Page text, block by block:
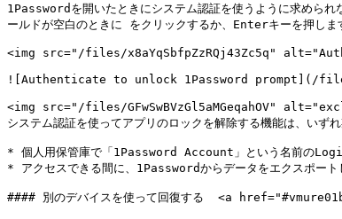
1Passwordを開いたときにシステム認証を使うよう
ールドが空白のときに をクリックするか、Enterキーを押しま
<img src="/files/x8aYqSbfpZzRQj43Zc5q"
![Authenticate to unlock 1Password prompt](/files/
<img src="/files/GFwSwBVzGl5aMGeqahOV"
システム認証を使ってアプリのロックを解除する機能は、いず
* 個人用保管庫で「1Password Account」という名前のLogin
* アクセスできる間に、1Passwordからデータをエクスポート
#### 別のデバイスを使って回復する  <a